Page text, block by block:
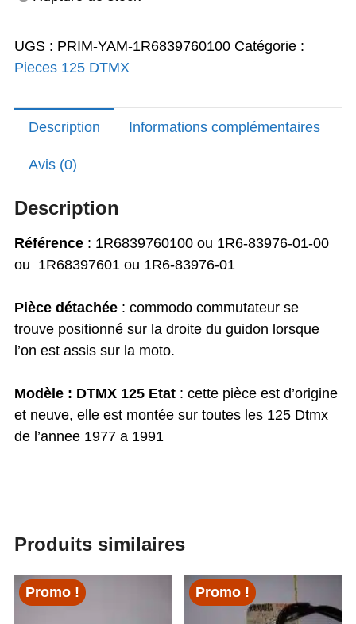
était :
est :
UGS : PRIM-YAM-1R6839760100 Catégorie :
Pieces 125 DTMX
Description Informations complémentaires
Avis (0)
Description
Référence : 1R6839760100 ou 1R6-83976-01-00
ou 1R68397601 ou 1R6-83976-01
Pièce détachée : commodo commutateur se
trouve positionné sur la droite du guidon lorsque
l’on est assis sur la moto.
Modèle : DTMX 125 Etat : cette pièce est d’origine
et neuve, elle est montée sur toutes les 125 Dtmx
de l’annee 1977 a 1991
Produits similaires
Promo ! Promo !